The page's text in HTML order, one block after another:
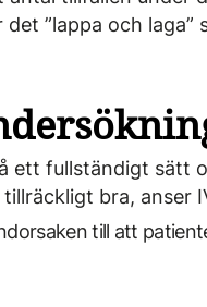
”lappa och laga”
ett fullständigt sätt
bra, anser
till att